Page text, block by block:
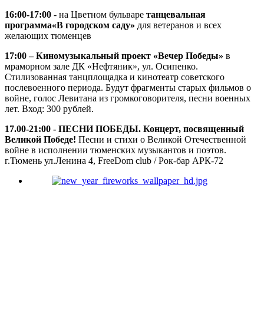
16:00-17:00 - на Цветном бульваре танцевальная
программа«В городском саду» для ветеранов и всех
желающих тюменцев
17:00 – Киномузыкальный проект «Вечер Победы» в
мраморном зале ДК «Нефтяник», ул. Осипенко.
Стилизованная танцплощадка и кинотеатр советского
послевоенного периода. Будут фрагменты старых фильмов о
войне, голос Левитана из громкоговорителя, песни военных
лет. Вход: 300 рублей.
17.00-21:00 - ПЕСНИ ПОБЕДЫ. Концерт, посвященный
Великой Победе! Песни и стихи о Великой Отечественной
войне в исполнении тюменских музыкантов и поэтов.
г.Тюмень ул.Ленина 4, FreeDom club / Рок-бар АРК-72